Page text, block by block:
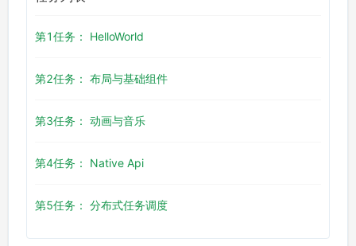
第1任务： HelloWorld
第2任务： 布局与基础组件
第3任务： 动画与音乐
第4任务： Native Api
第5任务： 分布式任务调度